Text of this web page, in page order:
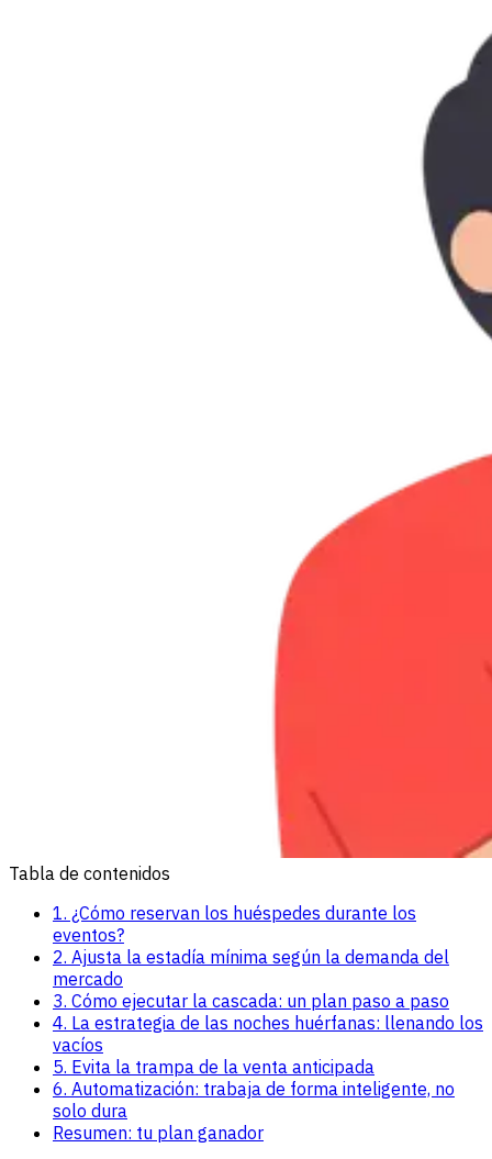
Tabla de contenidos
1. ¿Cómo reservan los huéspedes durante los
eventos?
2. Ajusta la estadía mínima según la demanda del
mercado
3. Cómo ejecutar la cascada: un plan paso a paso
4. La estrategia de las noches huérfanas: llenando los
vacíos
5. Evita la trampa de la venta anticipada
6. Automatización: trabaja de forma inteligente, no
solo dura
Resumen: tu plan ganador